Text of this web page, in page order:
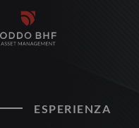
ESPERIENZA